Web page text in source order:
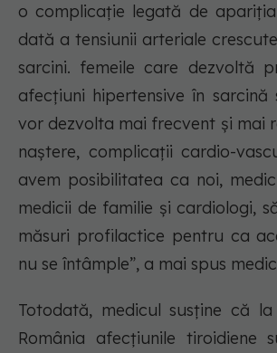
o complicație legată de
dată a tensiunii arteriale
sarcini. femeile care dezvoltă
afecțiuni hipertensive în sarcină
vor dezvolta mai frecvent și mai
naștere, complicații cardio-
avem posibilitatea ca noi,
medicii de familie și cardiologi,
măsuri profilactice pentru ca
nu se întâmple”, a mai spus
Totodată, medicul susține că
România afecțiunile tiroidiene